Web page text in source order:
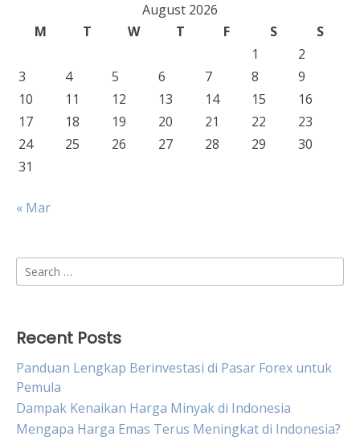
August 2026
M
T W T F S
S
1
2
3
4 5 6 7 8
9
10
11 12 13 14 15
16
17
18 19 20 21 22
23
24
25 26 27 28 29
30
31
« Mar
Search
for:
Recent Posts
Panduan Lengkap Berinvestasi di Pasar Forex untuk
Pemula
Dampak Kenaikan Harga Minyak di Indonesia
Mengapa Harga Emas Terus Meningkat di Indonesia?